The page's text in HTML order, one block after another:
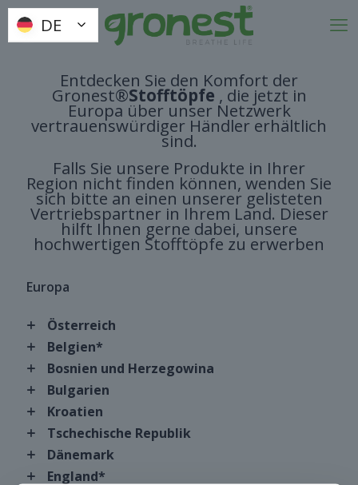
Entdecken Sie den Komfort der
Gronest®Stofftöpfe , die jetzt in
Europa über unser Netzwerk
vertrauenswürdiger Händler erhältlich
sind.
Falls Sie unsere Produkte in Ihrer
Region nicht finden können, wenden Sie
sich bitte an einen unserer gelisteten
Vertriebspartner in Ihrem Land. Dieser
hilft Ihnen gerne dabei, unsere
hochwertigen Stofftöpfe zu erwerben
Europa
Österreich
Belgien*
Bosnien und Herzegowina
Bulgarien
Kroatien
Tschechische Republik
Dänemark
England*
DE
DE